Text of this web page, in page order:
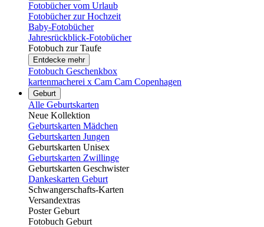
Fotobücher vom Urlaub
Fotobücher zur Hochzeit
Baby-Fotobücher
Jahresrückblick-Fotobücher
Fotobuch zur Taufe
Entdecke mehr
Fotobuch Geschenkbox
kartenmacherei x Cam Cam Copenhagen
Geburt
Alle Geburtskarten
Neue Kollektion
Geburtskarten Mädchen
Geburtskarten Jungen
Geburtskarten Unisex
Geburtskarten Zwillinge
Geburtskarten Geschwister
Dankeskarten Geburt
Schwangerschafts-Karten
Versandextras
Poster Geburt
Fotobuch Geburt